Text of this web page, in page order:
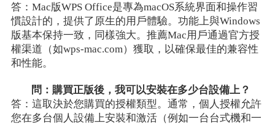
答：Mac版WPS Office是專為macOS系統界面和操作習
慣設計的，提供了原生的用戶體驗。功能上與Windows
版基本保持一致，同樣強大。推薦Mac用戶通過官方授
權渠道（如wps-mac.com）獲取，以確保最佳的兼容性
和性能。
問：購買正版後，我可以安裝在多少台設備上？
答：這取決於您購買的授權類型。通常，個人授權允許
您在多台個人設備上安裝和激活（例如一台台式機和一